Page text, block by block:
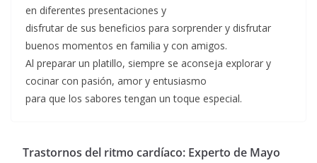
en diferentes presentaciones y
disfrutar de sus beneficios para sorprender y disfrutar
buenos momentos en familia y con amigos.
Al preparar un platillo, siempre se aconseja explorar y
cocinar con pasión, amor y entusiasmo
para que los sabores tengan un toque especial.
Trastornos del ritmo cardíaco: Experto de Mayo